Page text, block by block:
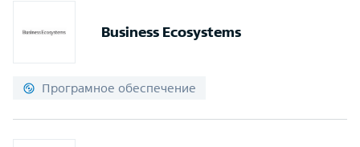
Business Ecosystems
Програмное обеспечение